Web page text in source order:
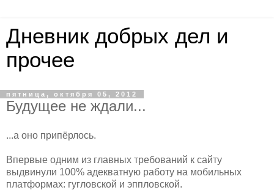
Дневник добрых дел и
прочее
пятница, октября 05, 2012
Будущее не ждали...
...а оно припёрлось.
Впервые одним из главных требований к сайту
выдвинули 100% адекватную работу на мобильных
платформах: гугловской и эппловской.